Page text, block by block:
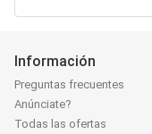
Información
Preguntas frecuentes
Anúnciate?
Todas las ofertas